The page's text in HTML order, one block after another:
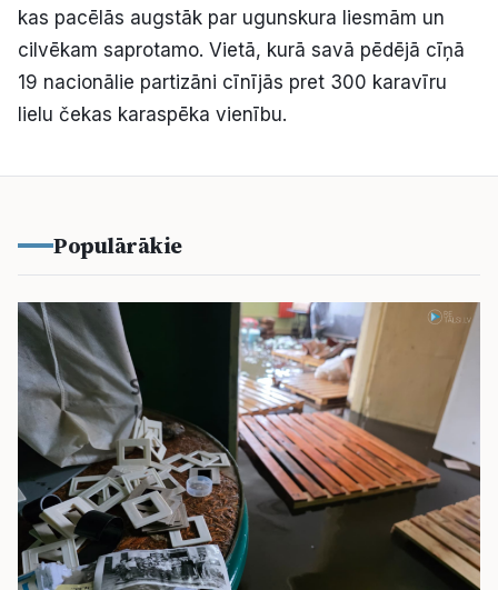
kas pacēlās augstāk par ugunskura liesmām un
cilvēkam saprotamo. Vietā, kurā savā pēdējā cīņā
19 nacionālie partizāni cīnījās pret 300 karavīru
lielu čekas karaspēka vienību.
Populārākie